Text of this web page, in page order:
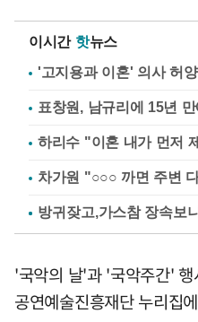
이시간 핫뉴스
'고지용과 이혼' 의사 허
표창원, 남규리에 15년
하리수 "이혼 내가 먼저
차가원 "○○○ 까면 주변
'국악의 날'과 '국악주간'
공연예술진흥재단 누리집